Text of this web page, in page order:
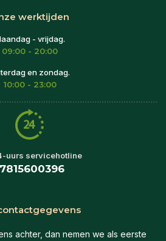
werktijden
- vrijdag.
09:00 - 20:00
en zondag.
10:00 - 23:00
uurs servicehotline
achter, dan nemen we als eerste